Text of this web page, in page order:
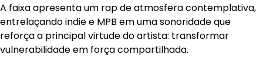
A faixa apresenta um rap de atmosfera contemplativa,
entrelaçando indie e MPB em uma sonoridade que
reforça a principal virtude do artista: transformar
vulnerabilidade em força compartilhada.